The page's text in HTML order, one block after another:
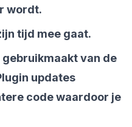
wordt.
tijd mee gaat.
van de
updates
code waardoor je